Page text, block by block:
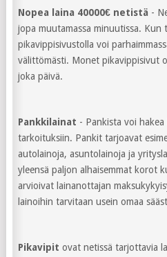
Nopea laina 40000€ netistä -
jopa muutamassa minuutissa. Kun
pikavippisivustolla voi
välittömästi. Monet pikavippisivut
joka päivä.
Pankkilainat - Pankista voi
tarkoituksiin. Pankit tarjoavat
autolainoja, asuntolainoja ja
yleensä paljon alhaisemmat korot
arvioivat lainanottajan
lainoihin tarvitaan usein omaa
Pikavipit ovat netissä tarjottavia